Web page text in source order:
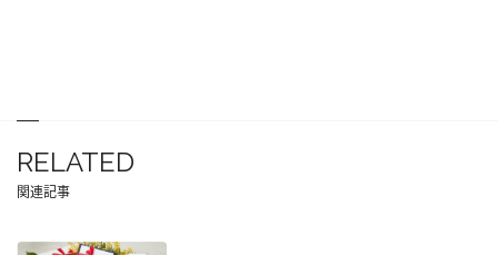
RELATED
関連記事